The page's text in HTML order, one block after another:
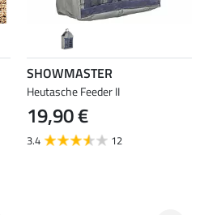
SHOWMASTER
Heutasche Feeder II
19,90 €
3.4 12